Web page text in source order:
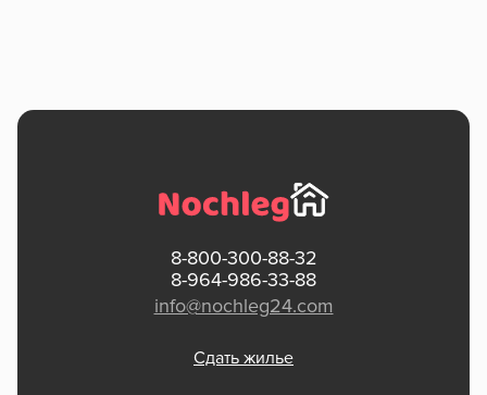
8-800-300-88-32
8-964-986-33-88
info@nochleg24.com
Сдать жилье